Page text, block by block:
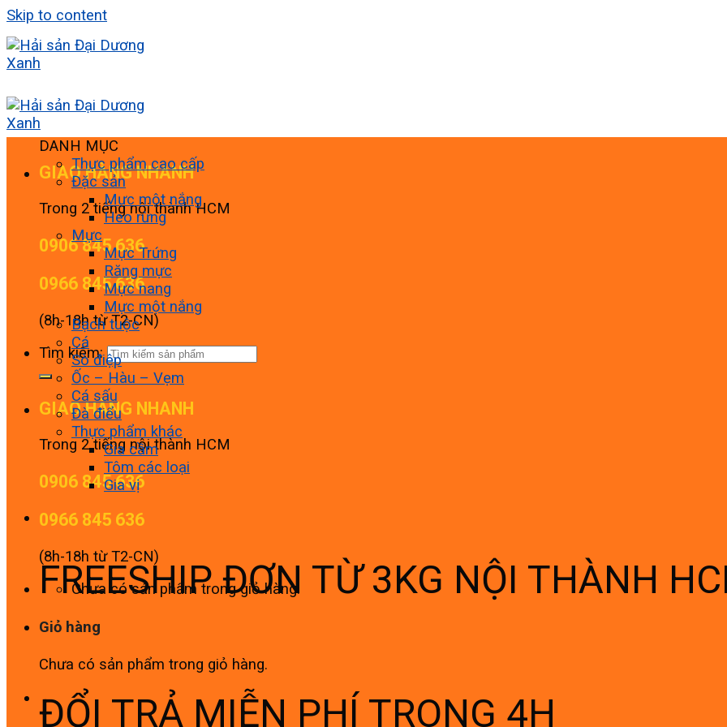
Skip to content
GIAO HÀNG NHANH
Trong 2 tiếng nội thành HCM
0906 845 636
0966 845 636
(8h-18h từ T2-CN)
Tìm kiếm:
GIAO HÀNG NHANH
Trong 2 tiếng nội thành HCM
0906 845 636
0966 845 636
(8h-18h từ T2-CN)
Chưa có sản phẩm trong giỏ hàng.
Giỏ hàng
Chưa có sản phẩm trong giỏ hàng.
DANH MỤC
Thực phẩm cao cấp
Đặc sản
Mực một nắng
Heo rừng
Mực
Mực Trứng
Răng mực
Mực nang
Mực một nắng
Bạch tuộc
Cá
Sò điệp
Ốc – Hàu – Vẹm
Cá sấu
Đà điểu
Thực phẩm khác
Gia cầm
Tôm các loại
Gia vị
FREESHIP ĐƠN TỪ 3KG NỘI THÀNH
ĐỔI TRẢ MIỄN PHÍ TRONG 4H